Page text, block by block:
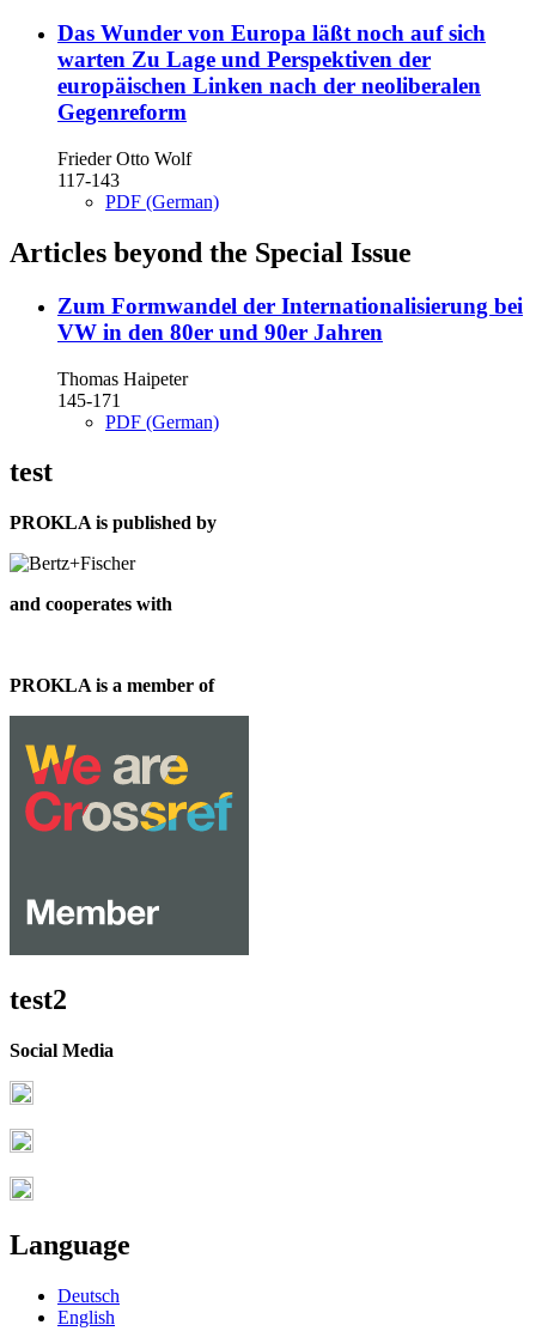
Das Wunder von Europa läßt noch auf sich
warten Zu Lage und Perspektiven der
europäischen Linken nach der neoliberalen
Gegenreform
Frieder Otto Wolf
117-143
PDF (German)
Articles beyond the Special Issue
Zum Formwandel der Internationalisierung bei
VW in den 80er und 90er Jahren
Thomas Haipeter
145-171
PDF (German)
test
PROKLA is published by
and cooperates with
PROKLA is a member of
test2
Social Media
Language
Deutsch
English